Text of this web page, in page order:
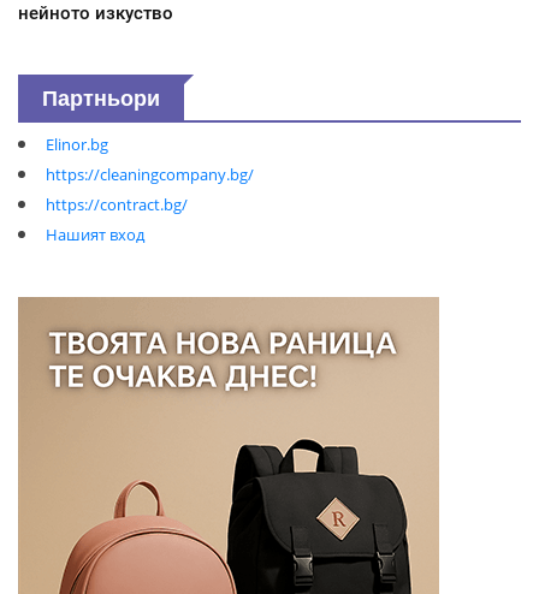
нейното изкуство
Партньори
Elinor.bg
https://cleaningcompany.bg/
https://contract.bg/
Нашият вход